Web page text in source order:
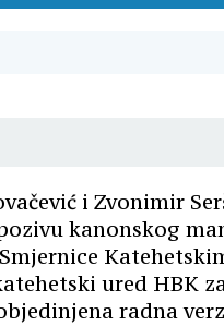
i Zvonimir
kanonskog
ured HBK
radna